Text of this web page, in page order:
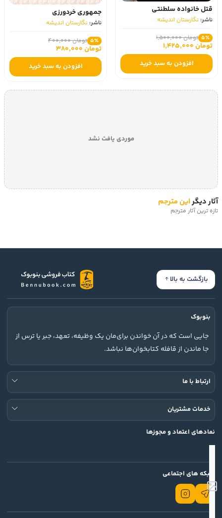
قتل خانواده سلطنتی
ناشر: نگارستان اندیشه
5٪ تومان 1,500,000
تومان 1,425,000
افزودن به سبد خرید
جمهوری ‌خردورزی
ناشر: نگارستان اندیشه
5٪ تومان 400,000
تومان 380,000
افزودن به سبد خرید
موردی یافت نشد
آثار دیگراین مترجم
تازه ترین آثار مترجم
بازگشت به بالا
بنوبوک
جایی است که در آن خواندن برای‌مان یک وظیفه، تعهد، جبر یا ترس از
جا ماندن از قافله کتابخوان‌ها نباشد.
ارتباط با ما
خدمات مشتریان
نمادهای اعتماد و مجوزها
شبکه های اجتماعی